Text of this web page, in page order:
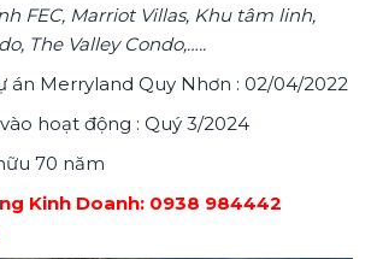
FEC, Marriot Villas, Khu tâm linh,
The Valley Condo,…..
án Merryland Quy Nhơn : 02/04/2022
hoạt động : Quý 3/2024
70 năm
Kinh Doanh: 0938 984442